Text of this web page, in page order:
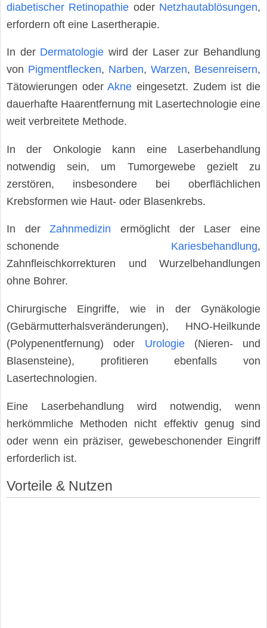
diabetischer Retinopathie oder Netzhautablösungen,
erfordern oft eine Lasertherapie.
In der Dermatologie wird der Laser zur Behandlung
von Pigmentflecken, Narben, Warzen, Besenreisern,
Tätowierungen oderAkne eingesetzt. Zudem ist die
dauerhafte Haarentfernung mit Lasertechnologie eine
weit verbreitete Methode.
In der Onkologie kann eine Laserbehandlung
notwendig sein, um Tumorgewebe gezielt zu
zerstören, insbesondere bei oberflächlichen
Krebsformen wie Haut- oder Blasenkrebs.
In derZahnmedizin ermöglicht der Laser eine
schonende Kariesbehandlung,
Zahnfleischkorrekturen und Wurzelbehandlungen
ohne Bohrer.
Chirurgische Eingriffe, wie in der Gynäkologie
(Gebärmutterhalsveränderungen), HNO-Heilkunde
(Polypenentfernung) oder Urologie(Nieren- und
Blasensteine), profitieren ebenfalls von
Lasertechnologien.
Eine Laserbehandlung wird notwendig, wenn
herkömmliche Methoden nicht effektiv genug sind
oder wenn ein präziser, gewebeschonender Eingriff
erforderlich ist.
Vorteile & Nutzen